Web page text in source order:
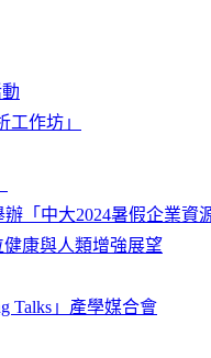
作坊」
「中大2024暑假企業資
健康與人類增強展望
Talks」產學媒合會